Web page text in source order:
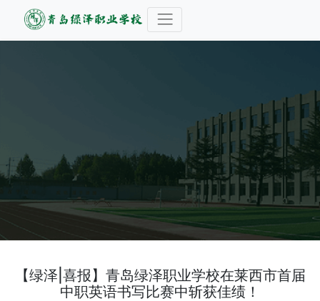
【绿泽|喜报】青岛绿泽职业学校在莱西市首届
中职英语书写比赛中斩获佳绩！